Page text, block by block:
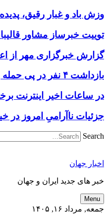
وزش باد و غبار رقیق،
توییت خبرساز مشاور
گزارش خبرگزاری مهر از
بازداشت ۴ نفر در پی حمله به فرمانداری فسا
در ساعات اخیر اینترنت
جزئیات ناآرامیِ امروز در
Search
اخبار جهان
خبر های جدید ایران و جهان
Menu
جمعه, مرداد ۱۶, ۱۴۰۵